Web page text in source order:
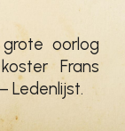
oorlog
Frans
Ledenlijst.